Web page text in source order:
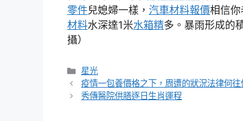
零件兒媳婦一樣， 汽車材料報價相信
材料水深達1米水箱精多。暴雨形成的
攝）
分
類
星光
疫情一包養價格之下，周遭的狀況法律何往
秀傳醫院供膳逐日生肖運程